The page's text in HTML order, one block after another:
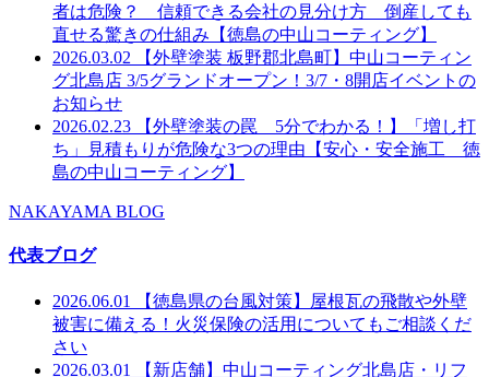
者は危険？ 信頼できる会社の見分け方 倒産しても
直せる驚きの仕組み【徳島の中山コーティング】
2026.03.02
【外壁塗装 板野郡北島町】中山コーティン
グ北島店 3/5グランドオープン！3/7・8開店イベントの
お知らせ
2026.02.23
【外壁塗装の罠 5分でわかる！】「増し打
ち」見積もりが危険な3つの理由【安心・安全施工 徳
島の中山コーティング】
NAKAYAMA BLOG
代表ブログ
2026.06.01
【徳島県の台風対策】屋根瓦の飛散や外壁
被害に備える！火災保険の活用についてもご相談くだ
さい
2026.03.01
【新店舗】中山コーティング北島店・リフ